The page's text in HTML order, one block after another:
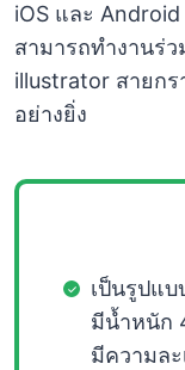
iOS และ
สามารถทำงานร่
illustrator สายก
อย่างยิ่ง
เป็นรูปแบ
มีน้ำหนัก
มีความล